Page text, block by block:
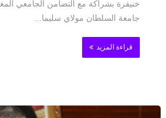
خنيفرة بشراكة مع التضامن الجامعي
جامعة السلطان مولاي سليما...
قراءة المزيد